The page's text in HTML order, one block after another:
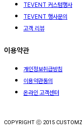
TEVENT 커스텀행사
TEVENT 행사문의
고객 리뷰
이용약관
개인정보취급방침
이용약관동의
온라인 고객센터
COPYRIGHT ⓒ 2015